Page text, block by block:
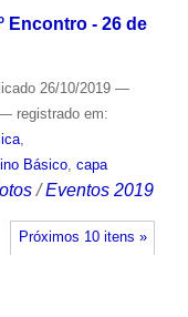
Encontro - 26 de
26/10/2019 —
registrado em:
,
Básico, capa
/Eventos 2019
Próximos 10 itens »